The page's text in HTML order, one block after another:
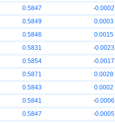
0.5847 -0.0002
0.5849 0.0003
0.5846 0.0015
0.5831 -0.0023
0.5854 -0.0017
0.5871 0.0028
0.5843 0.0002
0.5841 -0.0006
0.5847 -0.0005